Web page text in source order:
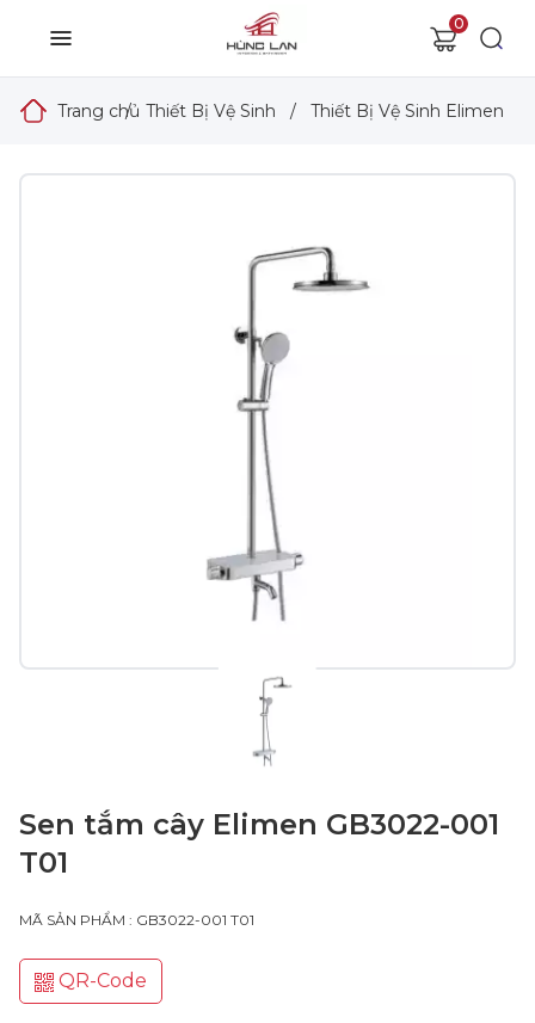
0
Trang chủ
/ Thiết Bị Vệ Sinh / Thiết Bị Vệ Sinh Elimen
Sen tắm cây Elimen GB3022-001
T01
MÃ SẢN PHẨM : GB3022-001 T01
QR-Code